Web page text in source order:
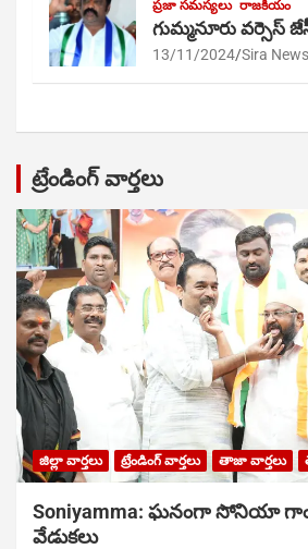
ప్రజా సమస్యలు రాజకీయం
గుమ్మనూరు వర్సెస్
13/11/2024 Sira News
ట్రేండింగ్ వార్తలు
జిల్లా వార్తలు ట్రేండింగ్ వార్తలు తాజా వార్తలు
Soniyamma: ఘ‌నంగా సోనియా
వేడుక‌లు